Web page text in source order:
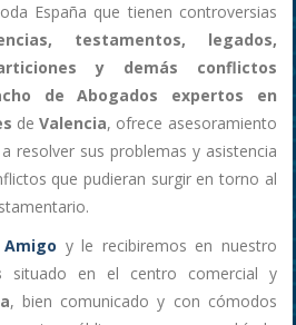
España que tienen controversias
testamentos, legados,
y demás conflictos
de Abogados expertos en
deValencia, ofrece asesoramiento
resolver sus problemas y asistencia
que pudieran surgir en torno al
y le recibiremos en nuestro
situado en el centro comercial y
, bien comunicado y con cómodos